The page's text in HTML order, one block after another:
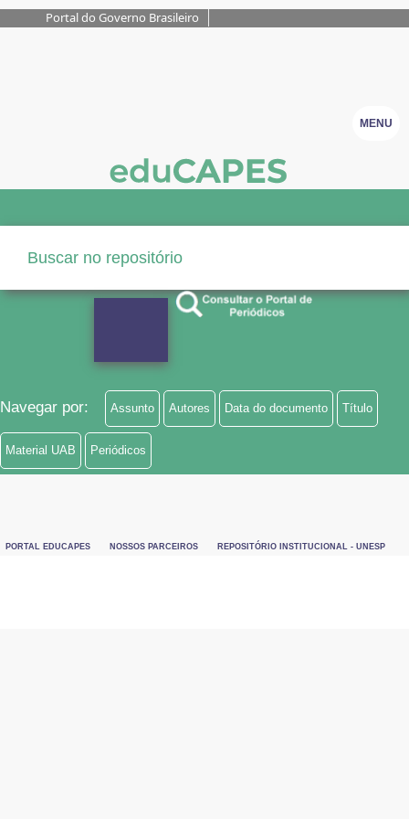
Portal do Governo Brasileiro
MENU
Navegar por: Assunto Autores Data do documento Título
Material UAB Periódicos
PORTAL EDUCAPES NOSSOS PARCEIROS REPOSITÓRIO INSTITUCIONAL - UNESP